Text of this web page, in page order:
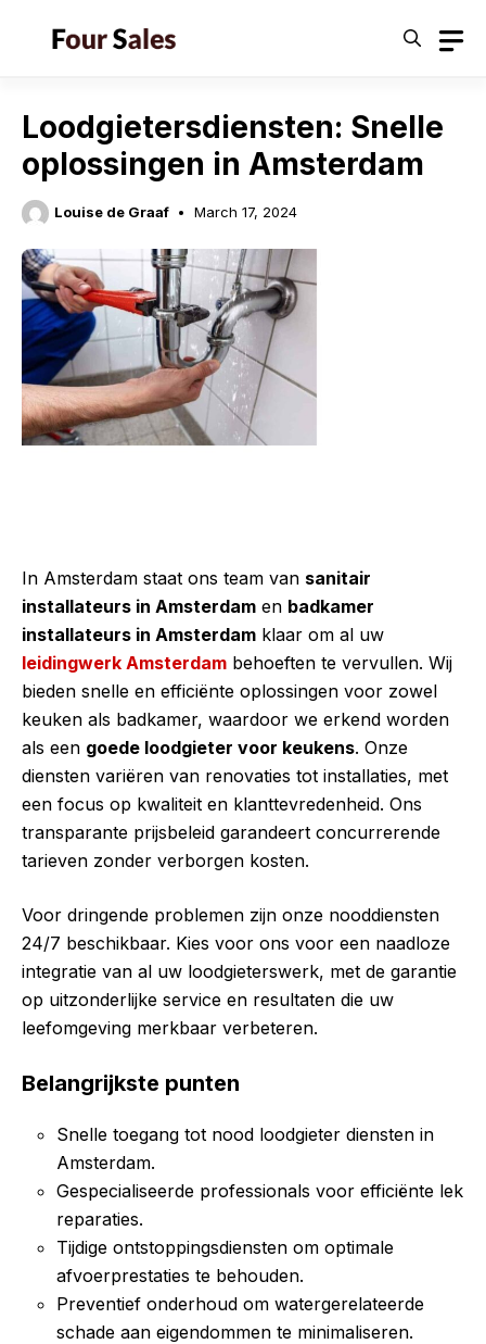
Loodgietersdiensten: Snelle
oplossingen in Amsterdam
Louise de Graaf March 17, 2024
In Amsterdam staat ons team van sanitair
installateurs in Amsterdam en badkamer
installateurs in Amsterdam klaar om al uw
leidingwerk Amsterdam behoeften te vervullen. Wij
bieden snelle en efficiënte oplossingen voor zowel
keuken als badkamer, waardoor we erkend worden
als een goede loodgieter voor keukens. Onze
diensten variëren van renovaties tot installaties, met
een focus op kwaliteit en klanttevredenheid. Ons
transparante prijsbeleid garandeert concurrerende
tarieven zonder verborgen kosten.
Voor dringende problemen zijn onze nooddiensten
24/7 beschikbaar. Kies voor ons voor een naadloze
integratie van al uw loodgieterswerk, met de garantie
op uitzonderlijke service en resultaten die uw
leefomgeving merkbaar verbeteren.
Belangrijkste punten
Snelle toegang tot nood loodgieter diensten in
Amsterdam.
Gespecialiseerde professionals voor efficiënte lek
reparaties.
Tijdige ontstoppingsdiensten om optimale
afvoerprestaties te behouden.
Preventief onderhoud om watergerelateerde
schade aan eigendommen te minimaliseren.